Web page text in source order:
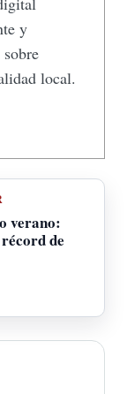
y
local.
verano:
de